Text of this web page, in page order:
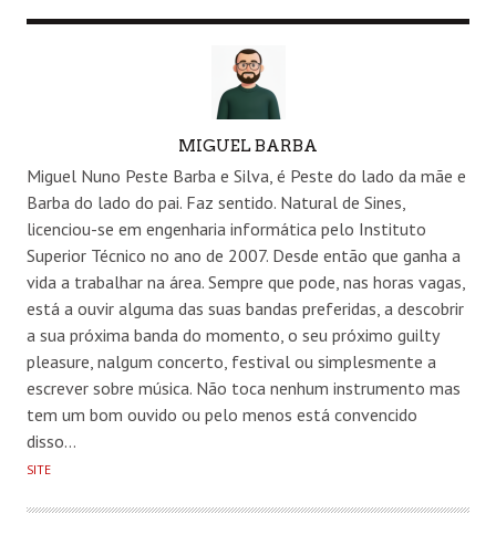
MIGUEL BARBA
Miguel Nuno Peste Barba e Silva, é Peste do lado da mãe e
Barba do lado do pai. Faz sentido. Natural de Sines,
licenciou-se em engenharia informática pelo Instituto
Superior Técnico no ano de 2007. Desde então que ganha a
vida a trabalhar na área. Sempre que pode, nas horas vagas,
está a ouvir alguma das suas bandas preferidas, a descobrir
a sua próxima banda do momento, o seu próximo guilty
pleasure, nalgum concerto, festival ou simplesmente a
escrever sobre música. Não toca nenhum instrumento mas
tem um bom ouvido ou pelo menos está convencido
disso…
SITE